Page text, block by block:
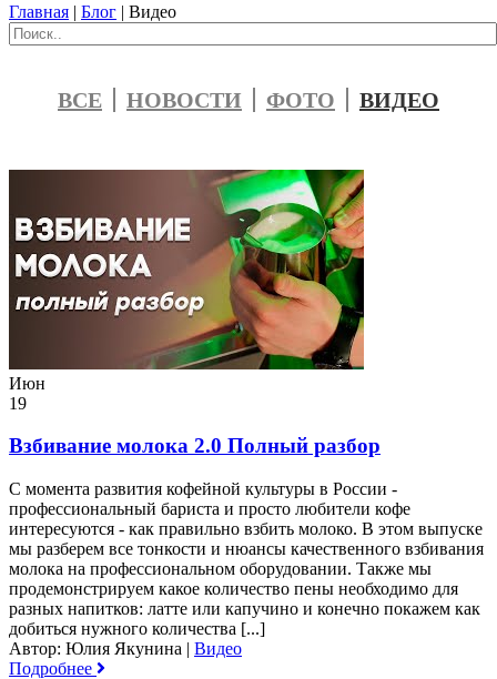
Главная | Блог | Видео
ВСЕ НОВОСТИ ФОТО ВИДЕО
Июн
19
Взбивание молока 2.0 Полный разбор
С момента развития кофейной культуры в России -
профессиональный бариста и просто любители кофе
интересуются - как правильно взбить молоко. В этом выпуске
мы разберем все тонкости и нюансы качественного взбивания
молока на профессиональном оборудовании. Также мы
продемонстрируем какое количество пены необходимо для
разных напитков: латте или капучино и конечно покажем как
добиться нужного количества [...]
Автор: Юлия Якунина | Видео
Подробнее